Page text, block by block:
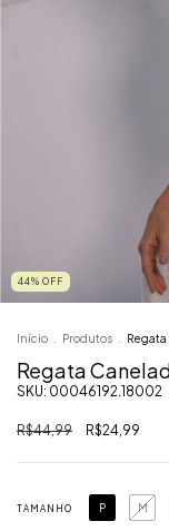
44% OFF
Início Produtos
Regata
SKU: 00046192.18002
R$44,99 R$24,99
TAMANHO P M